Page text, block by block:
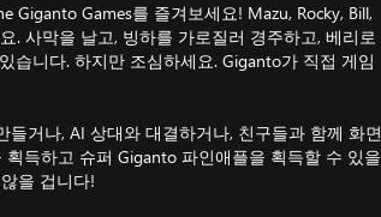
Games를 즐겨보세요! Mazu, Rocky, Bill,
. 사막을 날고, 빙하를 가로질러 경주하고, 베리로
습니다. 하지만 조심하세요. Giganto가 직접 게임
거나, AI 상대와 대결하거나, 친구들과 함께 화면
득하고 슈퍼 Giganto 파인애플을 획득할 수 있을
을 겁니다!